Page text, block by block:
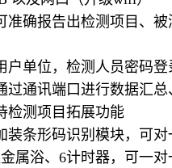
准确报告出检测项目、
户单位，检测人员密码
过通讯端口进行数据汇总
检测项目拓展功能
装条形码识别模块，可对
属浴、6计时器，可一对